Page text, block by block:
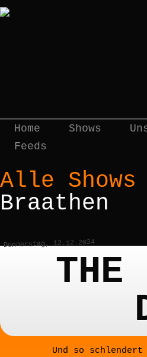
Home Shows
Feeds
Alle
Braathen
Donnerstag, 12.12.2024
THE
Und so